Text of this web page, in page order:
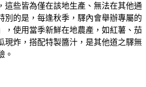
這些皆為僅在該地生產、無法在其他通
別的是，每逢秋季，驛內會舉辦專屬的
，使用當季新鮮在地農產，如紅薯、茄
現炸，搭配特製醬汁，是其他道之驛無
。